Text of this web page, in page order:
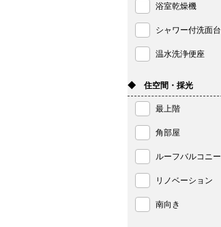
浴室乾燥機
シャワー付洗面台
温水洗浄便座
◆ 住空間・採光
最上階
角部屋
ルーフバルコニー
リノベーション
南向き